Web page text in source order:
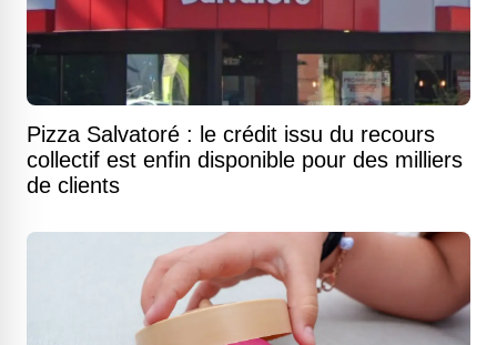
Pizza Salvatoré : le crédit issu du recours
collectif est enfin disponible pour des milliers
de clients